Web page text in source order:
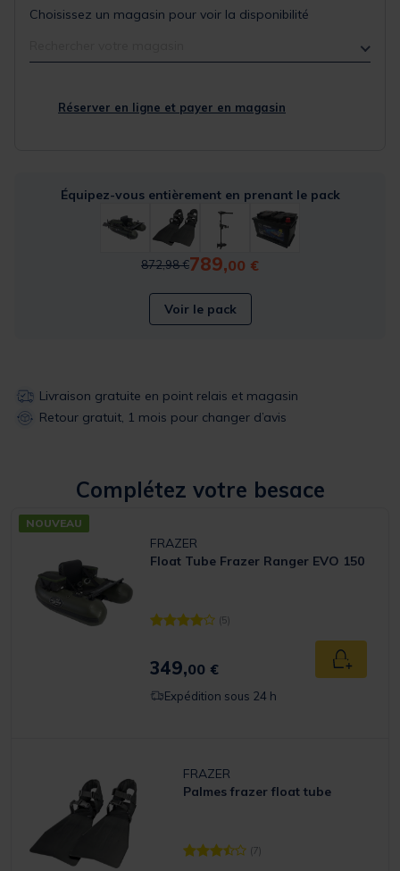
Choisissez un magasin pour voir la disponibilité
Réserver en ligne et payer en magasin
Équipez-vous entièrement en prenant le pack
Price reduced from
872,98 €to
789,00 €
Voir le pack
Livraison gratuite en point relais et magasin
Retour gratuit, 1 mois pour changer d’avis
Complétez votre besace
NOUVEAU
FRAZER
Float Tube Frazer Ranger EVO 150
[object Object] out of 5 Customer Rating
(5)
349,00 € Ajouter
Expédition sous 24 h
FRAZER
Palmes frazer float tube
[object Object] out of 5 Customer
(7)